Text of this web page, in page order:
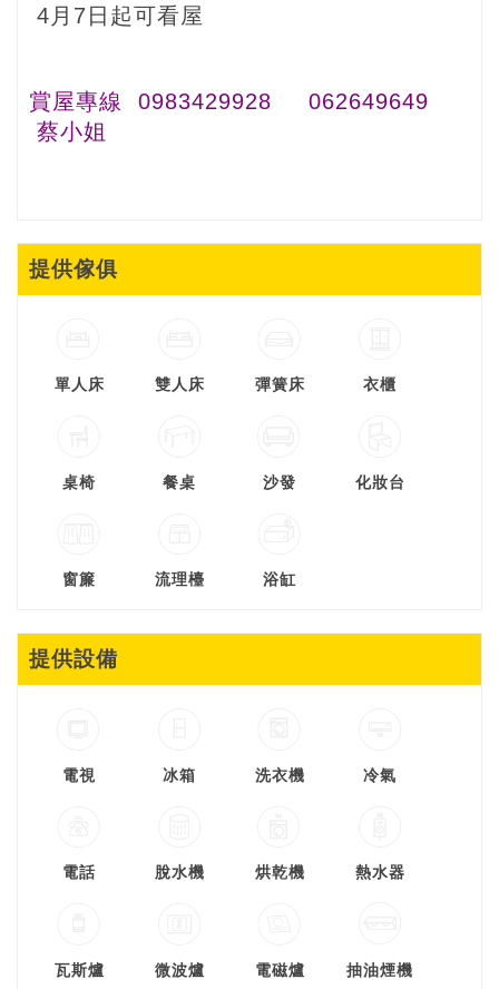
4月7日起可看屋
賞屋專線 0983429928
062649649
蔡小姐
提供傢俱
單人床 雙人床 彈簧床 衣櫃
桌椅 餐桌 沙發 化妝台
窗簾 流理檯 浴缸
提供設備
電視 冰箱 洗衣機 冷氣
電話 脫水機 烘乾機 熱水器
瓦斯爐 微波爐 電磁爐 抽油煙機